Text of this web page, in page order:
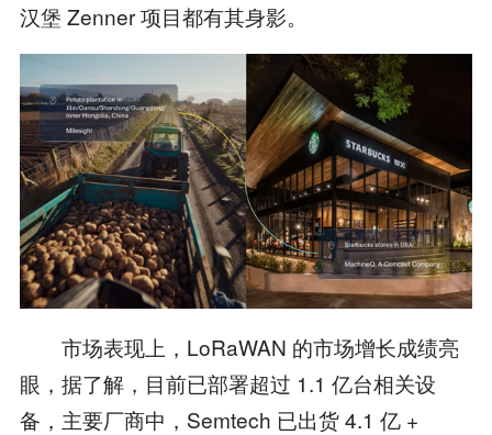
汉堡 Zenner 项目都有其身影。
市场表现上，LoRaWAN 的市场增长成绩亮
眼，据了解，目前已部署超过 1.1 亿台相关设
备，主要厂商中，Semtech 已出货 4.1 亿 +